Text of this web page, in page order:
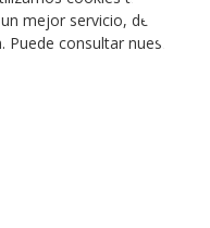
mejor servicio, de
consultar nuestra